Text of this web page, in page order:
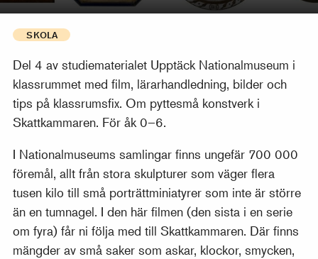
SKOLA
Del 4 av studiematerialet Upptäck Nationalmuseum i
klassrummet med film, lärarhandledning, bilder och
tips på klassrumsfix. Om pyttesmå konstverk i
Skattkammaren. För åk 0–6.
I Nationalmuseums samlingar finns ungefär 700 000
föremål, allt från stora skulpturer som väger flera
tusen kilo till små porträttminiatyrer som inte är större
än en tumnagel. I den här filmen (den sista i en serie
om fyra) får ni följa med till Skattkammaren. Där finns
mängder av små saker som askar, klockor, smycken,